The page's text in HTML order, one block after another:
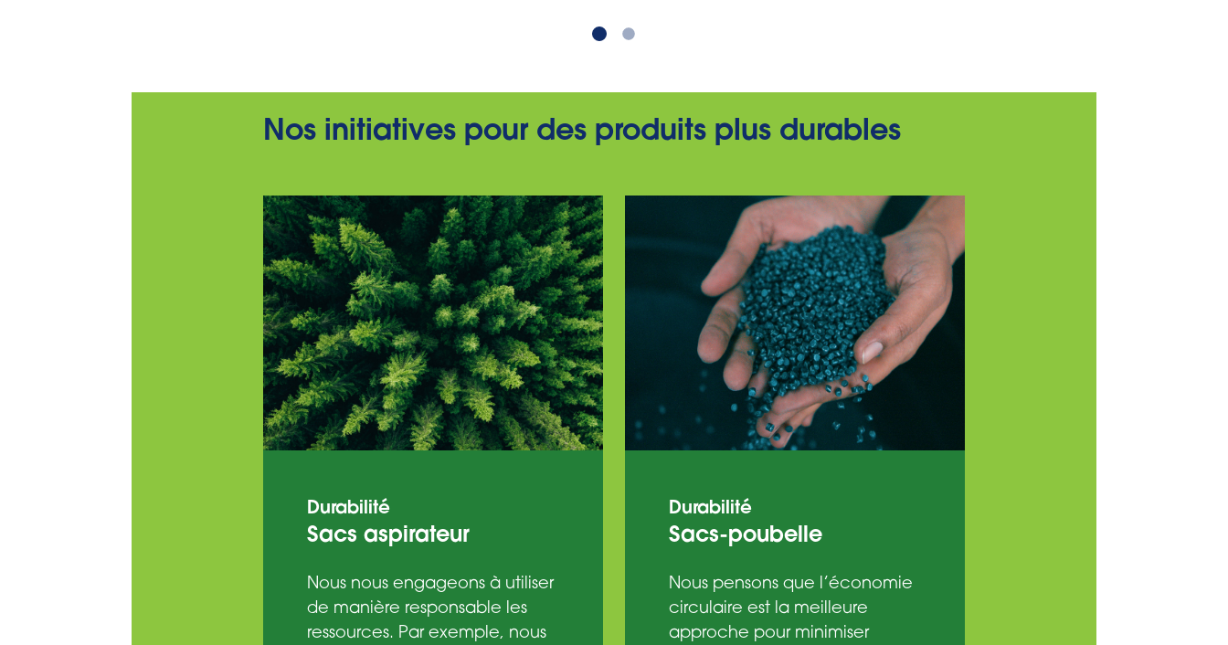
Nos initiatives pour des produits plus durables
Durabilité
Sacs aspirateur
Nous nous engageons à utiliser
de manière responsable les
ressources. Par exemple, nous
Durabilité
Sacs-poubelle
Nous pensons que l’économie
circulaire est la meilleure
approche pour minimiser